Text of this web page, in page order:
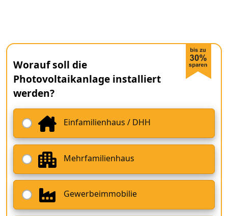
Worauf soll die
Photovoltaikanlage installiert
werden?
Einfamilienhaus / DHH
Mehrfamilienhaus
Gewerbeimmobilie